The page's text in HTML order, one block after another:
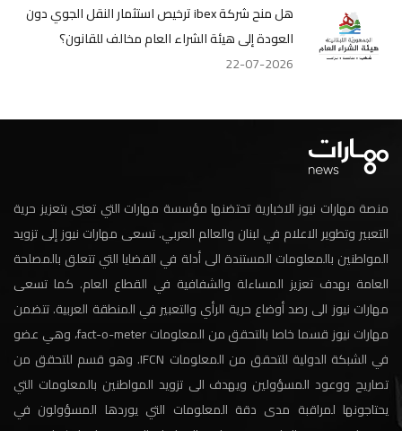
هل منح شركة ibex ترخيص استثمار النقل الجوي دون
العودة إلى هيئة الشراء العام مخالف للقانون؟
22-07-2026
منصة مهارات نيوز الاخبارية تحتضنها مؤسسة مهارات التي تعنى بتعزيز حرية
التعبير وتطوير الاعلام في لبنان والعالم العربي. تسعى مهارات نيوز إلى تزويد
المواطنين بالمعلومات المستندة الى أدلة في القضايا التي تتعلق بالمصلحة
العامة بهدف تعزيز المساءلة والشفافية في القطاع العام. كما تسعى
مهارات نيوز الى رصد أوضاع حرية الرأي والتعبير في المنطقة العربية. تتضمن
مهارات نيوز قسما خاصا بالتحقق من المعلومات fact-o-meter، وهي عضو
في الشبكة الدولية للتحقق من المعلومات IFCN. وهو قسم للتحقق من
تصاريح ووعود المسؤولين ويهدف الى تزويد المواطنين بالمعلومات التي
يحتاجونها لمراقبة مدى دقة المعلومات التي يوردها المسؤولون في